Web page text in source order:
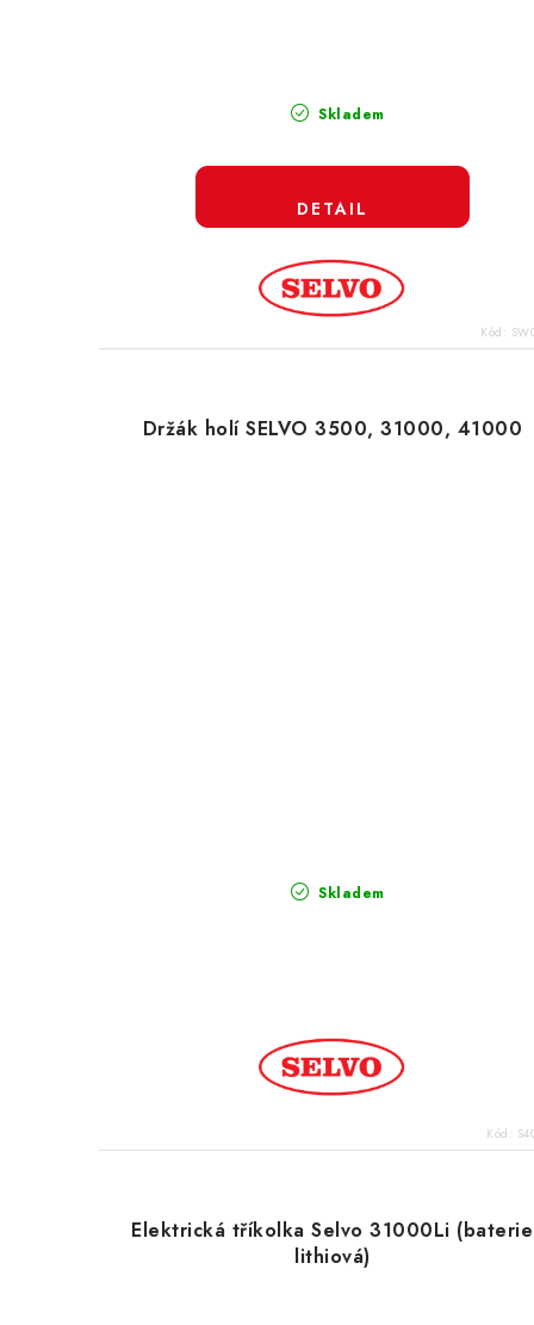
Skladem
Kód:
Držák holí SELVO 3500, 31000, 41000
Skladem
Kód:
Elektrická tříkolka Selvo 31000Li (baterie
lithiová)